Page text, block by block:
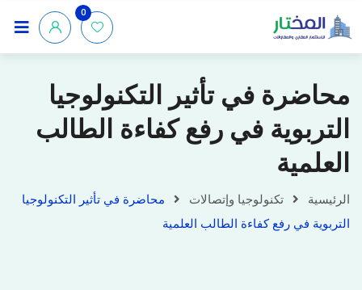
0
محاضرة في تأثير التكنولوجيا
التربوية في رفع كفاءة الطالب
العلمية
الرئيسية تكنولوجيا وإتصالات
محاضرة في تأثير التكنولوجيا
التربوية في رفع كفاءة الطالب العلمية